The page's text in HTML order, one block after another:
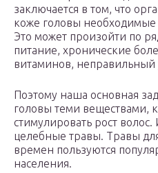
заключается в том, что
коже головы
Это может произойти по
питание, хронические
витаминов, неправильный
Поэтому наша основная
головы теми веществами,
стимулировать рост
целебные травы. Травы
времен пользуются
населения.